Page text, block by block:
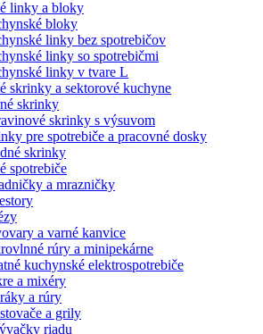
linky a bloky
bloky
linky bez spotrebičov
linky so spotrebičmi
linky v tvare L
skrinky a sektorové kuchyne
skrinky
skrinky s výsuvom
pre spotrebiče a pracovné dosky
skrinky
spotrebiče
a mrazničky
a varné kanvice
rúry a minipekárne
kuchynské elektrospotrebiče
a mixéry
a rúry
a grily
riadu